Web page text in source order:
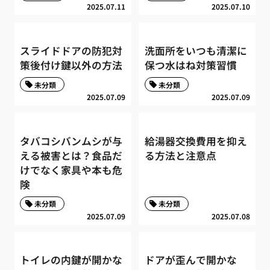
2025.07.11 2025.07.10
スライドドアの防犯対
策後付け鍵以外の方法
2025.07.09
未分類
洗面所をいつも清潔に
保つ水はね対策習慣
2025.07.09
未分類
タバコシバンムシが与
える被害とは？食品だ
けでなく家具や本も危
険
2025.07.09
未分類
給湯器交換費用を抑え
る方法と注意点
2025.07.08
未分類
トイレの内鍵が開かな
ドアが歪んで開かな